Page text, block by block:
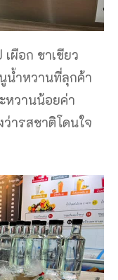
ผือก ชาเขียว
น้ำหวานที่ลุกค้า
หวานน้อยค่า
ารสชาติโดนใจ